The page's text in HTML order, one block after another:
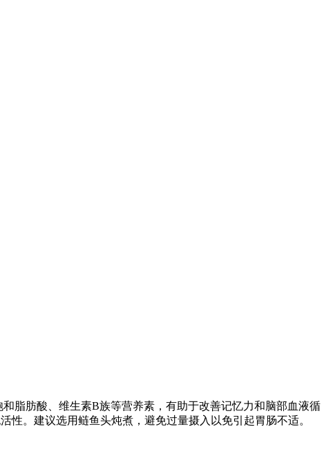
脂肪酸、维生素B族等营养素，有助于改善记忆力和脑部血液循
。建议选用鲢鱼头炖煮，避免过量摄入以免引起胃肠不适。